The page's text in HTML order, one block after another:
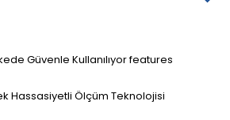
Güvenle Kullanılıyor features
Hassasiyetli Ölçüm Teknolojisi